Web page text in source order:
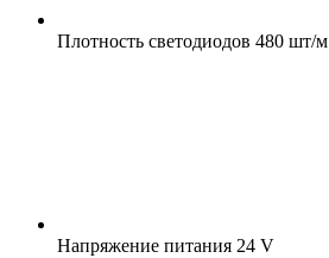
Плотность светодиодов 480 шт/м
Напряжение питания 24 V